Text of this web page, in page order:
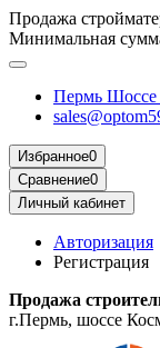
Продажа
Минимальная
Пермь Шоссе
Избранное0
Сравнение0
Личный кабинет
Авторизация
Регистрация
Продажа
г.Пермь, шоссе